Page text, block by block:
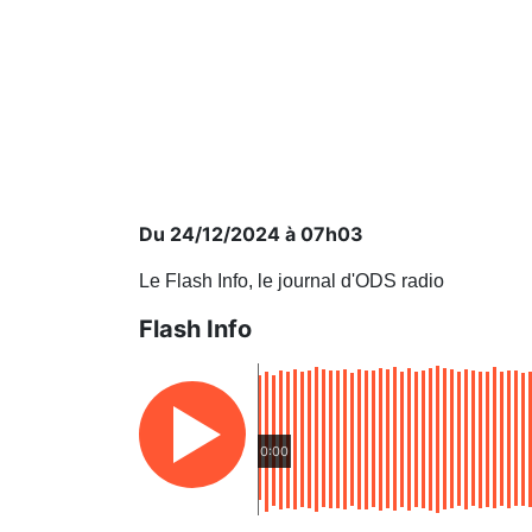
Du 24/12/2024 à 07h03
Le Flash Info, le journal d'ODS radio
Flash Info
0:00